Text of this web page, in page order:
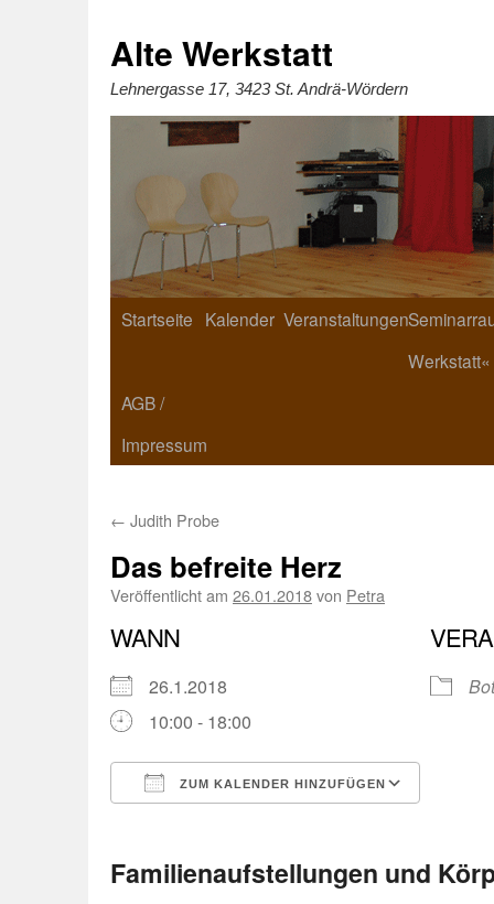
Alte Werkstatt
Lehnergasse 17, 3423 St. Andrä-Wördern
Startseite Kalender Veranstaltungen
Werkstatt«
AGB /
Impressum
← Judith Probe
Das befreite Herz
Veröffentlicht am 26.01.2018von Petra
WANN
26.1.2018
10:00 - 18:00
ZUM KALENDER HINZUFÜGEN
Familienaufstellungen und